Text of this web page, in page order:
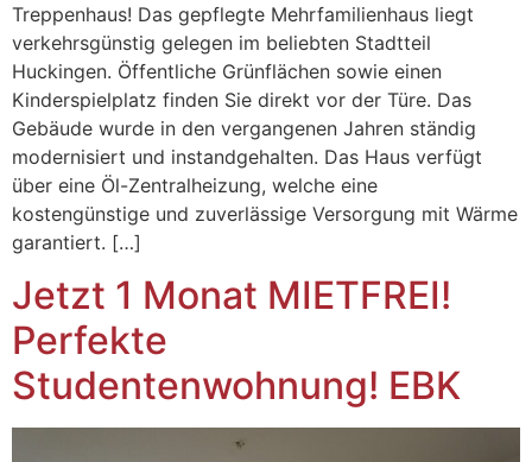
Treppenhaus! Das gepflegte Mehrfamilienhaus liegt
verkehrsgünstig gelegen im beliebten Stadtteil
Huckingen. Öffentliche Grünflächen sowie einen
Kinderspielplatz finden Sie direkt vor der Türe. Das
Gebäude wurde in den vergangenen Jahren ständig
modernisiert und instandgehalten. Das Haus verfügt
über eine Öl-Zentralheizung, welche eine
kostengünstige und zuverlässige Versorgung mit Wärme
garantiert. […]
Jetzt 1 Monat MIETFREI!
Perfekte
Studentenwohnung! EBK